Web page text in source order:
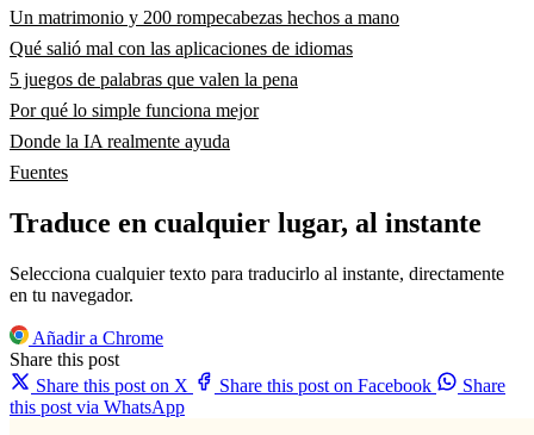
Un matrimonio y 200 rompecabezas hechos a mano
Qué salió mal con las aplicaciones de idiomas
5 juegos de palabras que valen la pena
Por qué lo simple funciona mejor
Donde la IA realmente ayuda
Fuentes
Traduce en cualquier lugar, al instante
Selecciona cualquier texto para traducirlo al instante, directamente
en tu navegador.
Añadir a Chrome
Share this post
Share this post on X
Share this post on Facebook
Share
this post via WhatsApp